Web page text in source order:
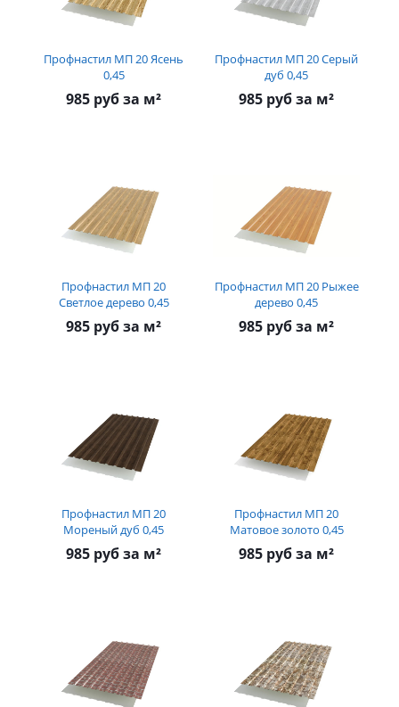
Профнастил МП 20 Ясень
0,45
985 руб за м²
Профнастил МП 20 Серый
дуб 0,45
985 руб за м²
Профнастил МП 20
Светлое дерево 0,45
985 руб за м²
Профнастил МП 20 Рыжее
дерево 0,45
985 руб за м²
Профнастил МП 20
Мореный дуб 0,45
985 руб за м²
Профнастил МП 20
Матовое золото 0,45
985 руб за м²